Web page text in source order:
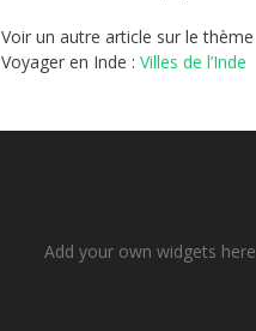
Voir un autre article sur le thème
Voyager en Inde : Villes de l’Inde
Add your own widgets here